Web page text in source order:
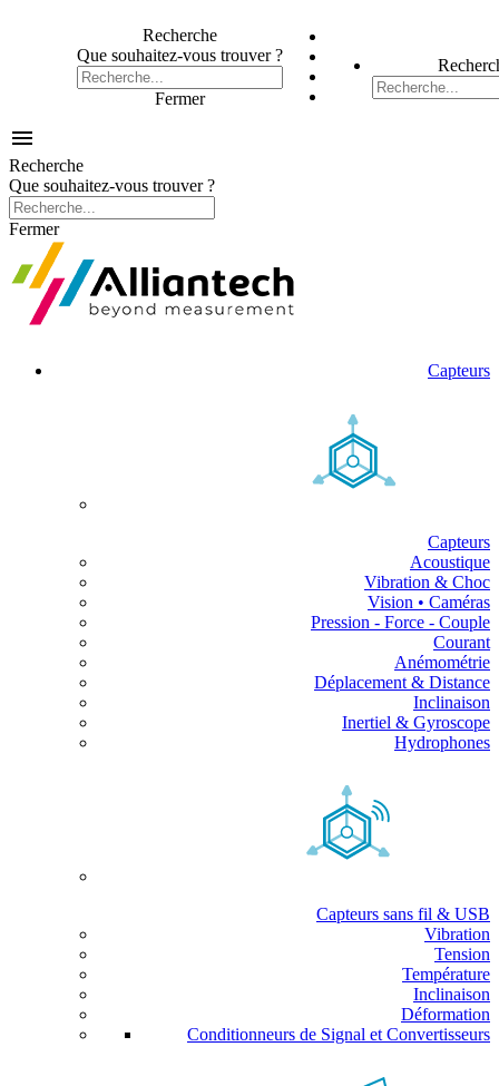
Recherche
Que souhaitez-vous trouver ?
Fermer

Recherche
Que souhaitez-vous trouver ?
Fermer
Capteurs
Capteurs
Acoustique
Vibration & Choc
Vision • Caméras
Pression - Force - Couple
Courant
Anémométrie
Déplacement & Distance
Inclinaison
Inertiel & Gyroscope
Hydrophones
Capteurs sans fil & USB
Vibration
Tension
Température
Inclinaison
Déformation
Conditionneurs de Signal et Convertisseurs